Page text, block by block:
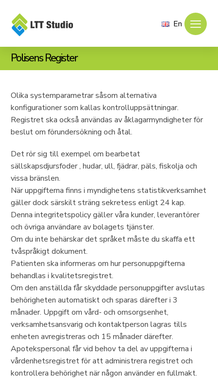
En
Polisens Register
Olika systemparametrar såsom alternativa
konfigurationer som kallas kontrolluppsättningar.
Registret ska också användas av åklagarmyndigheter för
beslut om förundersökning och åtal.
Det rör sig till exempel om bearbetat
sällskapsdjursfoder , hudar, ull, fjädrar, päls, fiskolja och
vissa bränslen.
När uppgifterna finns i myndighetens statistikverksamhet
gäller dock särskilt sträng sekretess enligt 24 kap.
Denna integritetspolicy gäller våra kunder, leverantörer
och övriga användare av bolagets tjänster.
Om du inte behärskar det språket måste du skaffa ett
tvåspråkigt dokument.
Patienten ska informeras om hur personuppgifterna
behandlas i kvalitetsregistret.
Om den anställda får skyddade personuppgifter avslutas
behörigheten automatiskt och sparas därefter i 3
månader. Uppgift om vård- och omsorgsenhet,
verksamhetsansvarig och kontaktperson lagras tills
enheten avregistreras och 15 månader därefter.
Apotekspersonal får vid behov ta del av uppgifterna i
vårdenhetsregistret för att administrera registret och
kontrollera behörighet när någon använder en fullmakt.